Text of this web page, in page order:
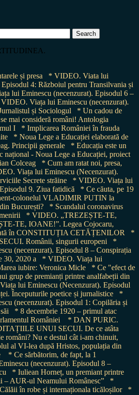
și presa
* VIDEO. Viata lui
4: Războiul pentru Transilvania și
lui Eminescu (necenzurat). Episodul 6 –
Viața lui Eminescu (necenzurat).
și Sociologul
* Un cadou de
mai consideră români! Antologia
I
* Implicarea României în frauda
* Noua Lege a Educației elaborată de
Principii generale
* Educația este un
național - Noua Lege a Educației, proiect
Colceag
* Cum am ratat noi, presa,
Viața lui Eminescu (Necenzurat).
Secrete străine
* VIDEO. Viața lui
9. Ziua fatidică
* Ce căuta, pe 19
colonelul VLADIMIR PUTIN la
București?
* Scandalul coronavirus
* VIDEO. „TREZEȘTE-TE,
TE, IOANE!”. Legea Cojocaru,
în CONSTITUȚIA CETĂȚENILOR
*
Românii, singurii europeni
*
(necenzurat). Episodul 8 – Conspirația
30, 2020 a
* VIDEO. Viața lui
iubire: Veronica Micle
* Ce "efect de
grup de premianți printre analfabeții din
lui Eminescu (Necenzurat). Episodul
Începuturile poetice și jurnalistice
*
(necenzurat). Episodul 1: Copilăria și
* 8 decembrie 1920 – primul atac
României
* DAN PURIC.
UNUI SECUI. De ce atâta
români? Nu e destul cât i-am chinuit,
al VI-lea după Hristos, populația din
* Ce sărbătorim, de fapt, la 1
(necenzurat). Episodul 8 –
* Iuliean Horneț, un premiant printre
– AUR-ul Neamului Românesc”
*
în robe și internaționala ticăloșilor
*